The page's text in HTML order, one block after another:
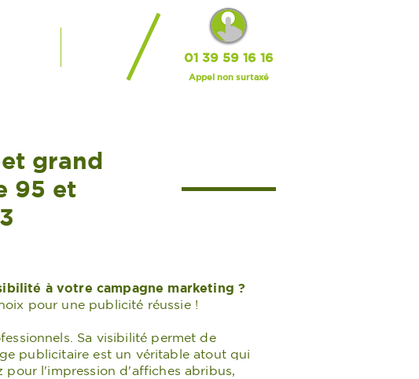
01 39 59 16 16
Appel non surtaxé
grand
95 et
à votre campagne marketing ?
pour une publicité réussie !
Sa visibilité permet de
publicitaire est un véritable atout qui
l'impression d'affiches abribus,